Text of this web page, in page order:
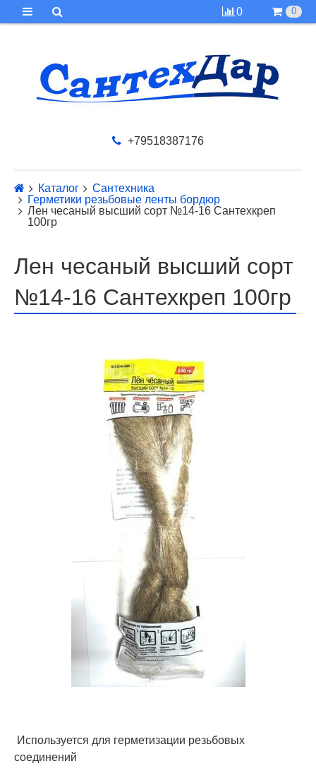
0 0
+79518387176
Каталог
Сантехника
Герметики резьбовые ленты бордюр
Лен чесаный высший сорт №14-16 Сантехкреп
100гр
Лен чесаный высший сорт
№14-16 Сантехкреп 100гр
Используется для герметизации резьбовых
соединений